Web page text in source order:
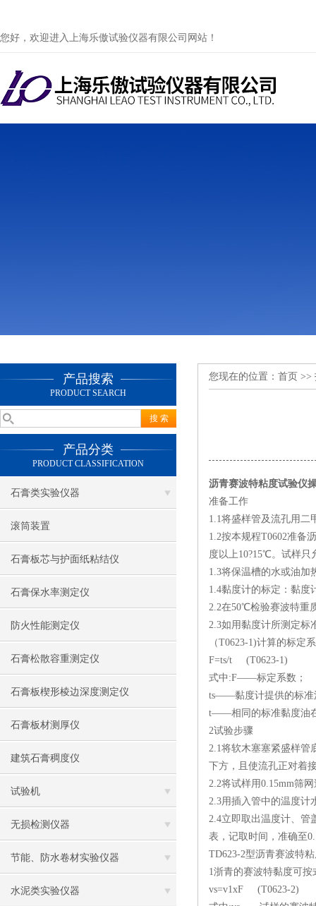
您好，欢迎进入上海乐傲试验仪器有限公司网站！
产品搜索
PRODUCT SEARCH
产品分类
PRODUCT CLASSIFICATION
石膏类实验仪器
滚筒装置
石膏板芯与护面纸粘结仪
石膏保水率测定仪
防火性能测定仪
石膏松散容重测定仪
石膏板楔形棱边深度测定仪
石膏板材测厚仪
建筑石膏稠度仪
试验机
无损检测仪器
节能、防水卷材实验仪器
水泥类实验仪器
您现在的位置： 首页 >>
沥青赛波特粘度试验仪
准备工作
1.1将盛样管及流孔用二
1.2按本规程T0602准备
度以上10?15℃。试样只
1.3将保温槽的水或油加
1.4黏度计的标定：黏度
2.2在50℃检验赛波特重
2.3如用黏度计所测定标
（T0623-1)计算的标定
F=ts/t (T0623-1)
式中:F——标定系数；
ts——黏度计提供的标准
t——相同的标准黏度油
2试验步骤
2.1将软木塞塞紧盛样管
下方，且使流孔正对着
2.2将试样用0.15mm筛
2.3用插入管中的温度计
2.4立即取出温度计、管
表，记取时间，准确至
TD623-2型沥青赛波特
1浙青的赛波特黏度可按
vs=v1xF (T0623-2)